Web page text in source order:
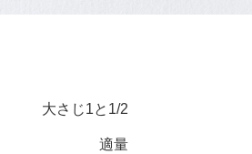
大さじ1と1/2
適量